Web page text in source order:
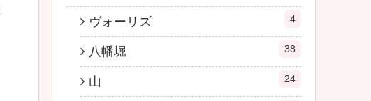
ヴォーリズ 4
八幡堀 38
山 24